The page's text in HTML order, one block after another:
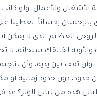
والأعمال، ولو كانت
بالإحسان إحساناً.
الروحي العظيم الذي لا
لخالقك سبحانه، لا
وأن تقف بين يديه، وأن
دون حدود زمانية أو
هذه من ليالي الوتر؟